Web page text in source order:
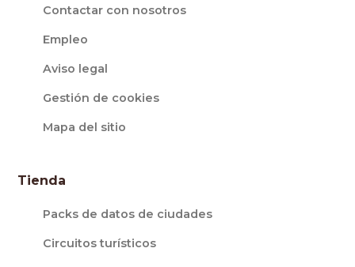
Contactar con nosotros
Empleo
Aviso legal
Gestión de cookies
Mapa del sitio
Tienda
Packs de datos de ciudades
Circuitos turísticos